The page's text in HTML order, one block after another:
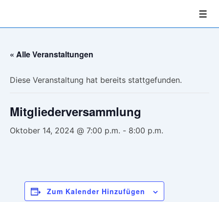
« Alle Veranstaltungen
Diese Veranstaltung hat bereits stattgefunden.
Mitgliederversammlung
Oktober 14, 2024 @ 7:00 p.m. - 8:00 p.m.
Zum Kalender Hinzufügen